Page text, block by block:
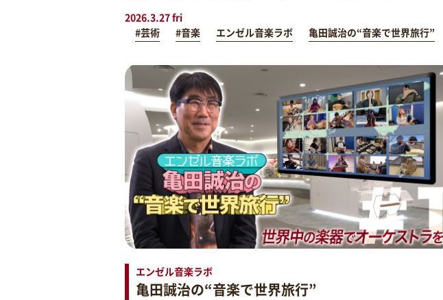
2026.3.27 fri
#芸術
#音楽 エンゼル音楽ラボ 亀田誠治の“音楽で世界旅行”
エンゼル音楽ラボ
亀田誠治の“音楽で世界旅行”